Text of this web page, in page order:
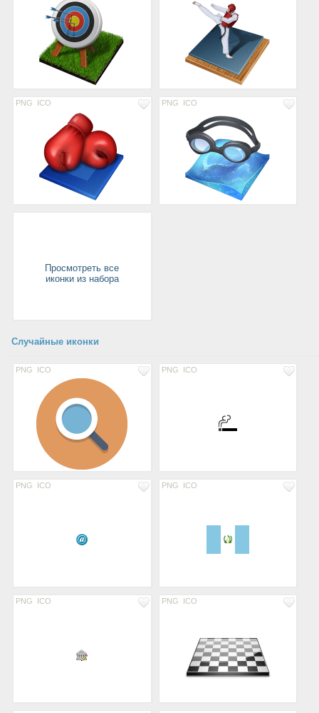
PNG ICO PNG ICO
Просмотреть все
иконки из набора
Случайные иконки
PNG ICO PNG ICO
PNG ICO PNG ICO
PNG ICO PNG ICO